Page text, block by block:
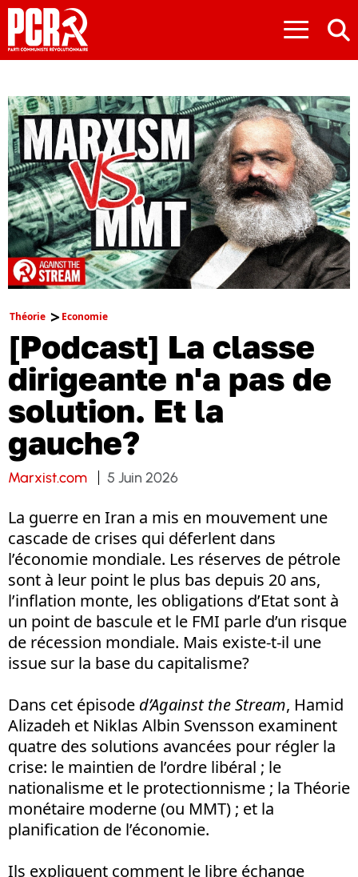
≡
Théorie Economie
[Podcast] La classe
dirigeante n'a pas de
solution. Et la
gauche?
Marxist.com 5 Juin 2026
La guerre en Iran a mis en mouvement une
cascade de crises qui déferlent dans
l’économie mondiale. Les réserves de pétrole
sont à leur point le plus bas depuis 20 ans,
l’inflation monte, les obligations d’Etat sont à
un point de bascule et le FMI parle d’un risque
de récession mondiale. Mais existe-t-il une
issue sur la base du capitalisme?
Dans cet épisode d’Against the Stream, Hamid
Alizadeh et Niklas Albin Svensson examinent
quatre des solutions avancées pour régler la
crise: le maintien de l’ordre libéral ; le
nationalisme et le protectionnisme ; la Théorie
monétaire moderne (ou MMT) ; et la
planification de l’économie.
Ils expliquent comment le libre échange